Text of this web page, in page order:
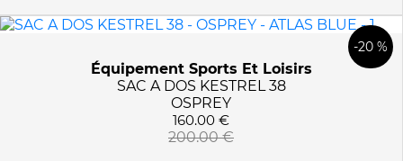
-20 %
Équipement Sports Et Loisirs
SAC A DOS KESTREL 38
OSPREY
160.00 €
200.00 €